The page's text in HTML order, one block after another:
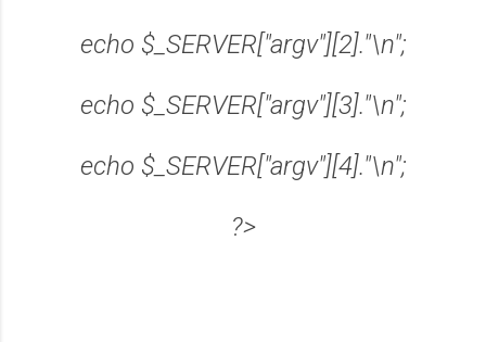
echo $_SERVER["argv"][2]."\n";
echo $_SERVER["argv"][3]."\n";
echo $_SERVER["argv"][4]."\n";
?>